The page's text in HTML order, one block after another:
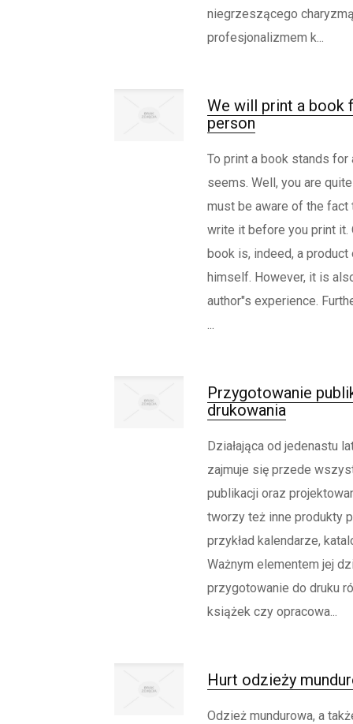
niegrzeszącego
profesjonalizmem k...
We will print a book
person
To print a book stands for
seems. Well, you are
must be aware of the fact
write it before you print it.
book is, indeed, a product
himself. However, it is
author"s experience.
...
Przygotowanie
drukowania
Działająca od jedenastu
zajmuje się przede
publikacji oraz
tworzy też inne produkty
przykład kalendarze,
Ważnym elementem jej
przygotowanie do druku
książek czy opracowa...
Hurt odzieży
Odzież mundurowa, a